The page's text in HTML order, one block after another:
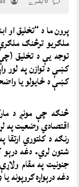
پرون ما د “تخليق او
ملګريو ترڅنګ
توجه يې د تخليق
کښې د توازن په لور
کښې د ځايولو يا
څنګه چې مونږ د
اقتصادي وضعيت په
رنګه د کلتوري
شتون لري. دغه درېو
جنونيت په مقام
دغه درېواړه ګروپونه